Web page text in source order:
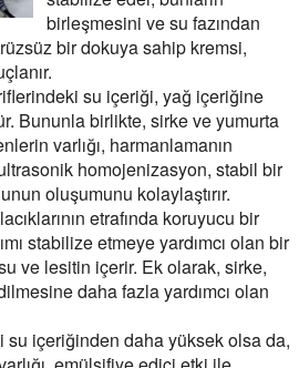
birleşmesini ve su fazından
bir dokuya sahip kremsi,
su içeriği, yağ içeriğine
Bununla birlikte, sirke ve yumurta
varlığı, harmanlamanın
homojenizasyon, stabil bir
oluşumunu kolaylaştırır.
etrafında koruyucu bir
stabilize etmeye yardımcı olan bir
ve lesitin içerir. Ek olarak, sirke,
daha fazla yardımcı olan
içeriğinden daha yüksek olsa da,